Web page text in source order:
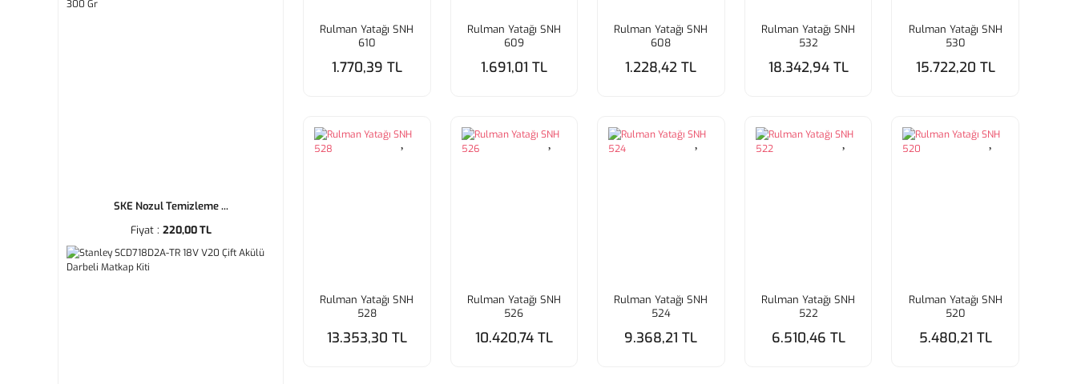
SKE Nozul Temizleme ...
Fiyat : 220,00 TL
Rulman Yatağı SNH
610
1.770,39 TL
Rulman Yatağı SNH
609
1.691,01 TL
Rulman Yatağı SNH
608
1.228,42 TL
Rulman Yatağı SNH
532
18.342,94 TL
Rulman Yatağı SNH
530
15.722,20 TL
Rulman Yatağı SNH
528
13.353,30 TL
Rulman Yatağı SNH
526
10.420,74 TL
Rulman Yatağı SNH
524
9.368,21 TL
Rulman Yatağı SNH
522
6.510,46 TL
Rulman Yatağı SNH
520
5.480,21 TL